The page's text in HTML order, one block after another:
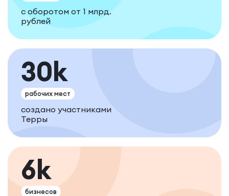
с оборотом от 1 млрд.
рублей
30k
рабочих мест
создано участниками
Терры
6k
бизнесов